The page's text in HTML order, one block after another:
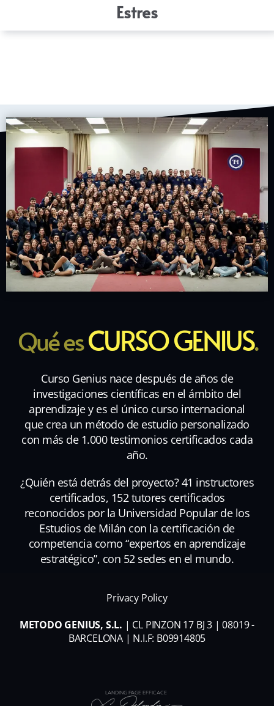
Estres
Qué esCURSO GENIUS.
Curso Genius nace después de años de
investigaciones científicas en el ámbito del
aprendizaje y es el único curso internacional
que crea un método de estudio personalizado
con más de 1.000 testimonios certificados cada
año.
¿Quién está detrás del proyecto? 41 instructores
certificados, 152 tutores certificados
reconocidos por la Universidad Popular de los
Estudios de Milán con la certificación de
competencia como “expertos en aprendizaje
estratégico”, con 52 sedes en el mundo.
Privacy Policy
METODO GENIUS, S.L. | CL PINZON 17 BJ 3 | 08019 -
BARCELONA | N.I.F: B09914805
LANDING PAGE EFFICACE